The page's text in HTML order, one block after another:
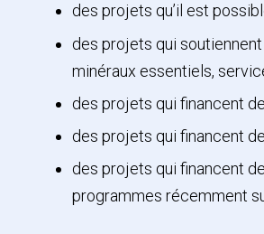
des projets qu’il est
des projets qui
minéraux essentiels,
des projets qui financent
des projets qui financent
des projets qui financent
programmes récemment